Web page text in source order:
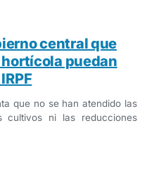
central que
puedan
que no se han atendido las
cultivos ni las reducciones